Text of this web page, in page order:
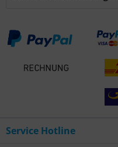
Service Hotline